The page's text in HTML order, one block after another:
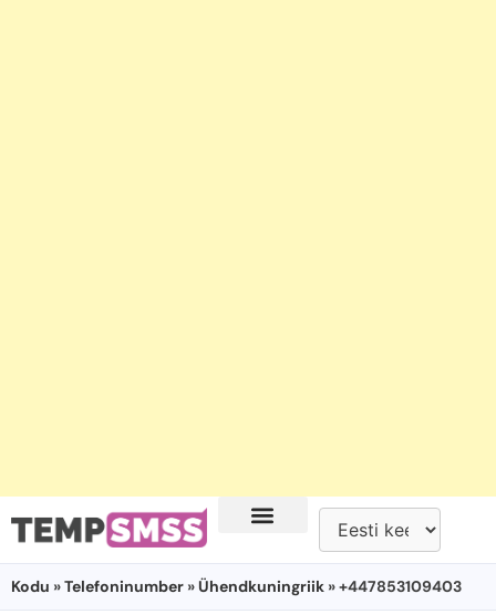
Kodu »Telefoninumber »Ühendkuningriik » +447853109403